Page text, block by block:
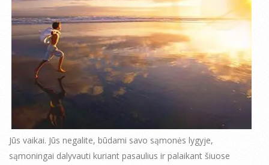
Jūs vaikai. Jūs negalite, būdami savo sąmonės lygyje,
sąmoningai dalyvauti kuriant pasaulius ir palaikant šiuose